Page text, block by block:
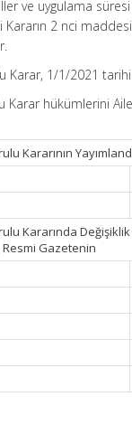
ve uygulama
Kararın 2 nci
Karar, 1/1/2021
Karar hükümlerini
Kararının
Kararında
Resmi Gazetenin